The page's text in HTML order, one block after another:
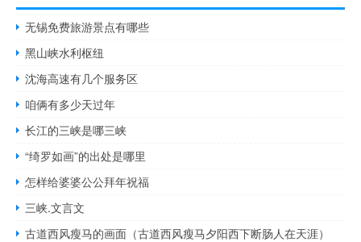
无锡免费旅游景点有哪些
黑山峡水利枢纽
沈海高速有几个服务区
咱俩有多少天过年
长江的三峡是哪三峡
“绮罗如画”的出处是哪里
怎样给婆婆公公拜年祝福
三峡.文言文
古道西风瘦马的画面（古道西风瘦马夕阳西下断肠人在天涯）